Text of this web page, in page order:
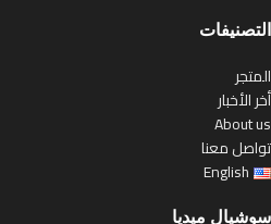
التصنيفات
المتجر
أخر الأخبار
About us
تواصل معنا
English
سوشيال ميديا